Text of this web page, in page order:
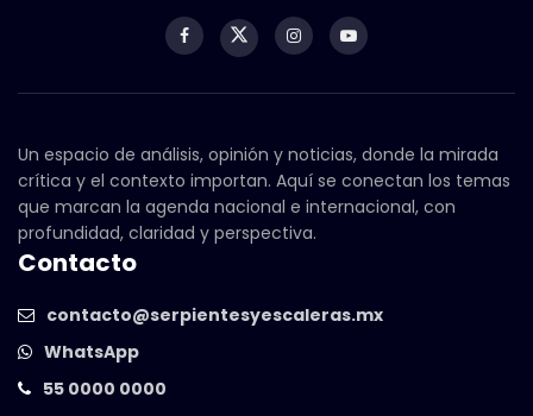
Un espacio de análisis, opinión y noticias, donde la mirada
crítica y el contexto importan. Aquí se conectan los temas
que marcan la agenda nacional e internacional, con
profundidad, claridad y perspectiva.
Contacto
contacto@serpientesyescaleras.mx
WhatsApp
55 0000 0000